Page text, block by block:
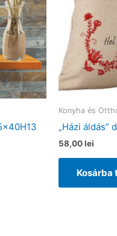
Konyha és
„Házi áldás”
58,00lei
Kosárba